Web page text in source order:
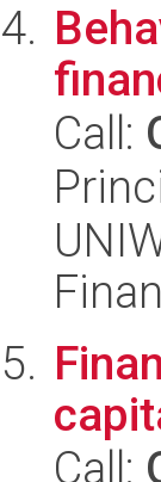
Call:
Call: